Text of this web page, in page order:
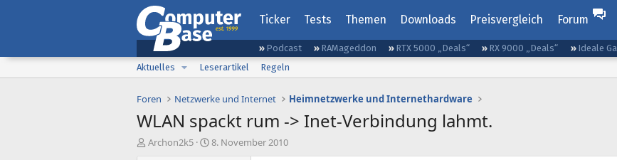
Ticker Tests Themen Downloads Preisvergleich Forum
Podcast RAMageddon RTX 5000 „Deals“ RX 9000 „Deals“ Ideale
Aktuelles
Leserartikel Regeln
Foren Netzwerke und Internet Heimnetzwerke und Internethardware
WLAN spackt rum -> Inet-Verbindung lahmt.
E
Archon2k5
E
8. November 2010